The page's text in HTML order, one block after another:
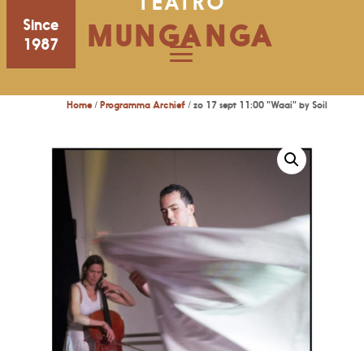
Since
1987
MUNGANGA
Home /Programma Archief / zo 17 sept 11:00 "Waai" by Soil